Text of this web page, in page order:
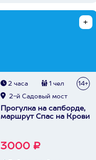
2 часа 1 чел 14+
2-й Садовый мост
Прогулка на сапборде,
маршрут Спас на Крови
3000 ₽